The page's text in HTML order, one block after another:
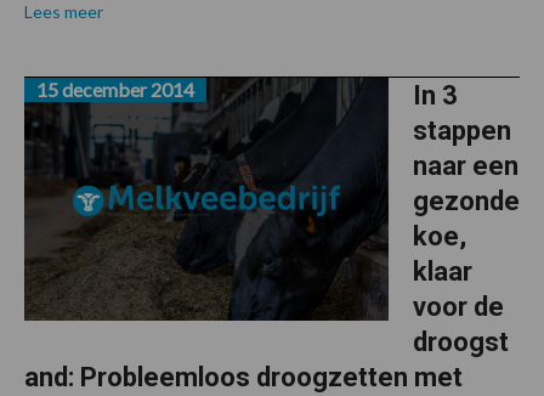
Lees meer
In 3
stappen
naar een
gezonde
koe,
klaar
voor de
droogst
and: Probleemloos droogzetten met
15 december 2014